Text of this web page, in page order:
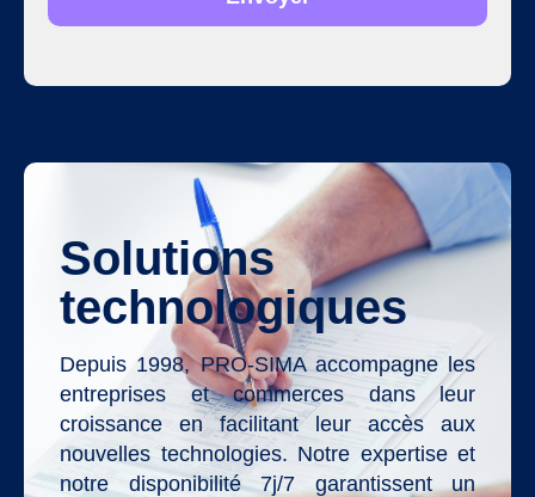
Solutions
technologiques
Depuis 1998, PRO-SIMA accompagne les
entreprises et commerces dans leur
croissance en facilitant leur accès aux
nouvelles technologies. Notre expertise et
notre disponibilité 7j/7 garantissent un